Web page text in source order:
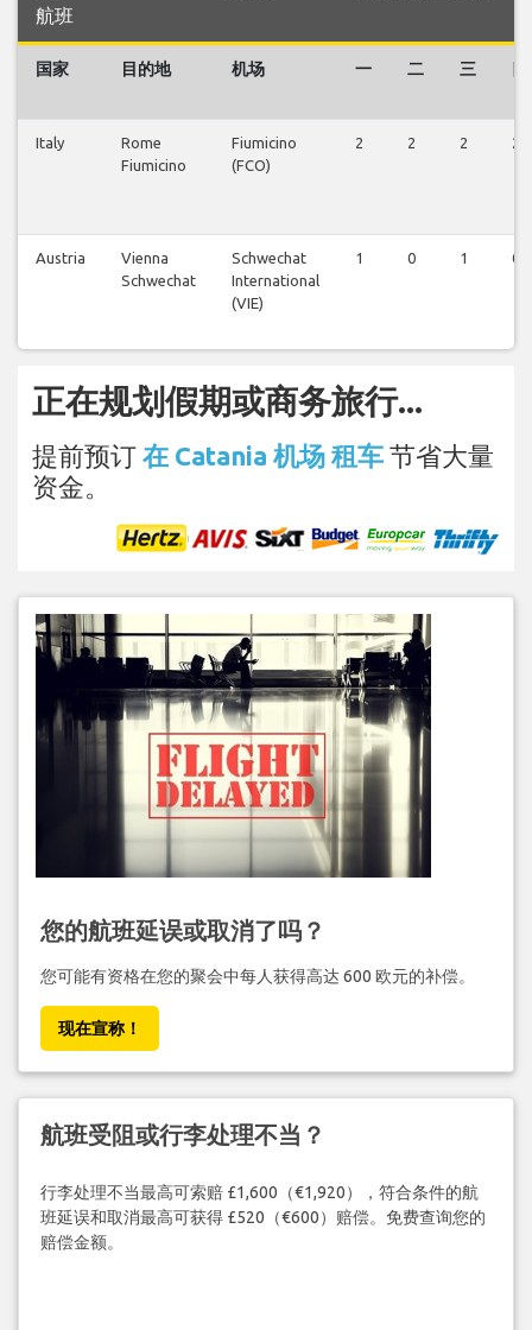
航班
国家 目的地 机场 一 二 三
Italy
Rome
Fiumicino
Fiumicino
(FCO)
2 2 2 2
Austria
Vienna
Schwechat
Schwechat
International
(VIE)
1 0 1 0
正在规划假期或商务旅行...
提前预订 在 Catania 机场 租车 节省大量
资金。
您的航班延误或取消了吗？
您可能有资格在您的聚会中每人获得高达 600 欧元的补偿。
现在宣称！
航班受阻或行李处理不当？
行李处理不当最高可索赔 £1,600（€1,920），符合条件的航
班延误和取消最高可获得 £520（€600）赔偿。免费查询您的
赔偿金额。